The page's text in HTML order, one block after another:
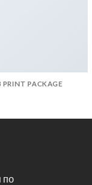
PRINT PACKAGE
по